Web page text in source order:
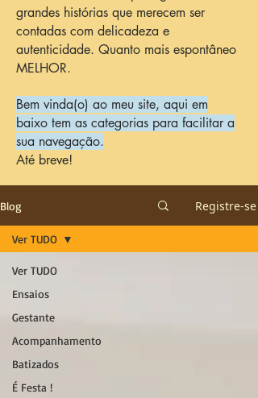
grandes histórias que merecem ser
contadas com delicadeza e
autenticidade. Quanto mais espontâneo
MELHOR.
Bem vinda(o) ao meu site, aqui em
baixo tem as categorias para facilitar a
sua navegação.
Até breve!
Blog Registre-se
Ver TUDO
Ensaios
Gestante
Acompanhamento
Batizados
É Festa !
Ver TUDO